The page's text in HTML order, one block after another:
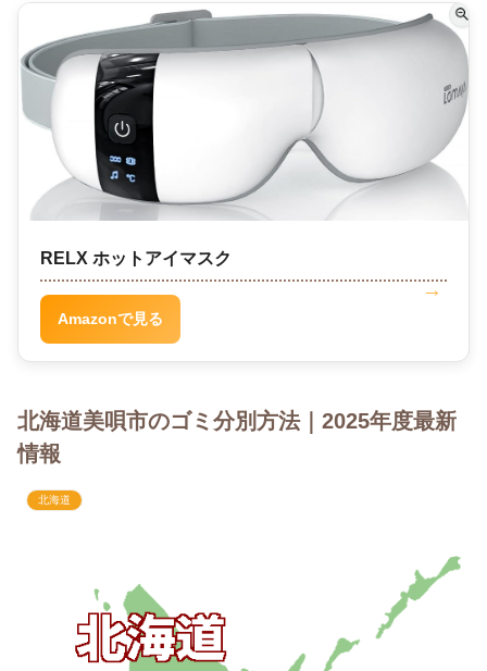
RELX ホットアイマスク
Amazonで見る
北海道美唄市のゴミ分別方法｜2025年度最新
情報
北海道